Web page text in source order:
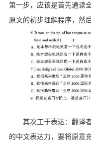
第一步，应该是首先通读
原文的初步理解程序，然
其次工于表达：翻译
的中文表达力，要将原意